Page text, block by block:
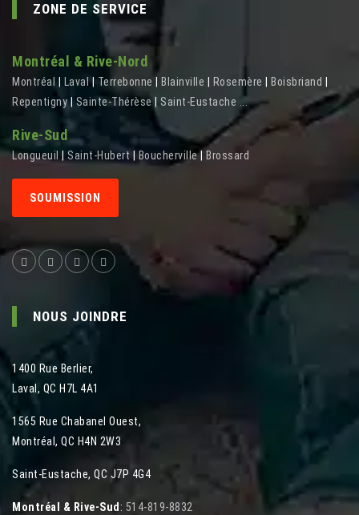
ZONE DE SERVICE
Montréal & Rive-Nord
Montréal Laval|Terrebonne Blainville Rosemère Boisbriand
Repentigny| Sainte-Thérèse Saint-Eustache ...
Rive-Sud
Longueuil Saint-Hubert Boucherville| Brossard
SOUMISSION
NOUS JOINDRE
1400 Rue Berlier,
Laval , QC H7L 4A1
1565 Rue Chabanel Ouest,
Montréal , QC H4N 2W3
Saint-Eustache, QC J7P 4G4
Montréal & Rive-Sud : 514-819-8832